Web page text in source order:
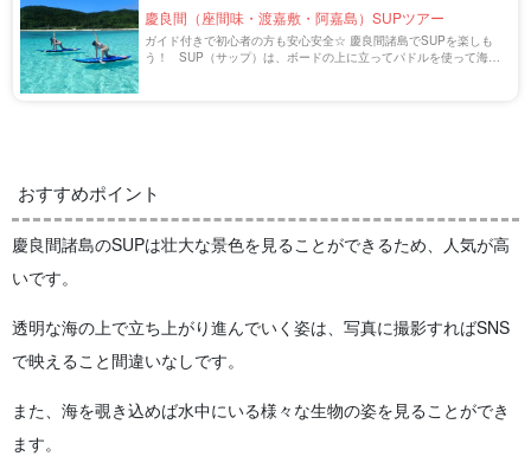
慶良間（座間味・渡嘉敷・阿嘉島）SUPツアー
ガイド付きで初心者の方も安心安全☆ 慶良間諸島でSUPを楽しも
う！ SUP（サップ）は、ボードの上に立ってパドルを使って海や
おすすめポイント
慶良間諸島のSUPは壮大な景色を見ることができるため、人気が高
いです。
透明な海の上で立ち上がり進んでいく姿は、写真に撮影すればSNS
で映えること間違いなしです。
また、海を覗き込めば水中にいる様々な生物の姿を見ることができ
ます。